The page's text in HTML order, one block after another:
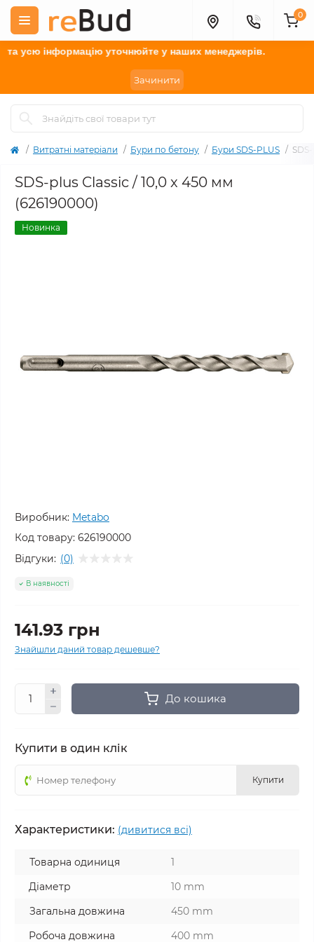
усю інформацію уточнюйтеу наших менеджерів.
Зачинити
0
Витратні матеріали Бури по бетону Бури SDS-PLUS
SDS-plus Classic / 10,0 x 450 мм
(626190000)
Новинка
Виробник: Metabo
Код товару: 626190000
Відгуки: (0)
В наявності
141.93 грн
Знайшли даний товар дешевше?
До кошика
Купити в один клік
Купити
Характеристики: (дивитися всі)
Товарна одиниця
1
Діаметр
10 mm
Загальна довжина
450 mm
Робоча довжина
400 mm